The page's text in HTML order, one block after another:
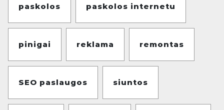
paskolos paskolos internetu
pinigai reklama remontas
SEO paslaugos siuntos